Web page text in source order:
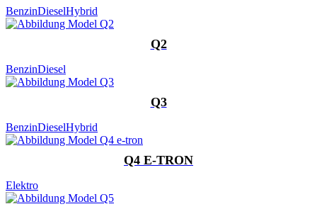
BenzinDieselHybrid
Q2
BenzinDiesel
Q3
BenzinDieselHybrid
Q4 E-TRON
Elektro